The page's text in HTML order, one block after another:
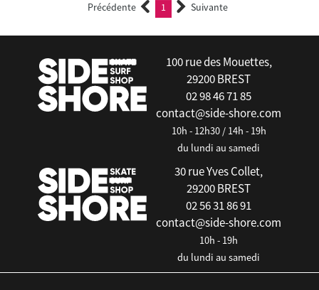
Précédente 1 (current)Suivante
100 rue des Mouettes,
29200 BREST
02 98 46 71 85
contact@side-shore.com
10h - 12h30 / 14h - 19h
du lundi au samedi
30 rue Yves Collet,
29200 BREST
02 56 31 86 91
contact@side-shore.com
10h - 19h
du lundi au samedi